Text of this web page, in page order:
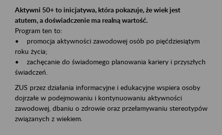
Aktywni 50+ to inicjatywa, która pokazuje, że wiek jest
atutem, a doświadczenie ma realną wartość.
Program ten to:
• promocja aktywności zawodowej osób po pięćdziesiątym
roku życia;
• zachęcanie do świadomego planowania kariery i przyszłych
świadczeń.
ZUS przez działania informacyjne i edukacyjne wspiera osoby
dojrzałe w podejmowaniu i kontynuowaniu aktywności
zawodowej, dbaniu o zdrowie oraz przełamywaniu stereotypów
związanych z wiekiem.